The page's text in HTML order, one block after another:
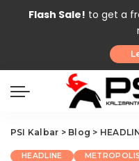
Flash Sale! to get a
PSI Kalbar > Blog >
HEADLINE METROPOLIS